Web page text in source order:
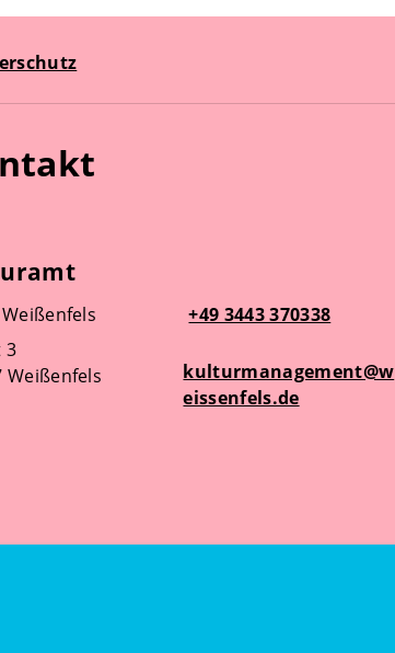
3
Weißenfels
+49 3443 370338
kulturmanagement@w
eissenfels.de